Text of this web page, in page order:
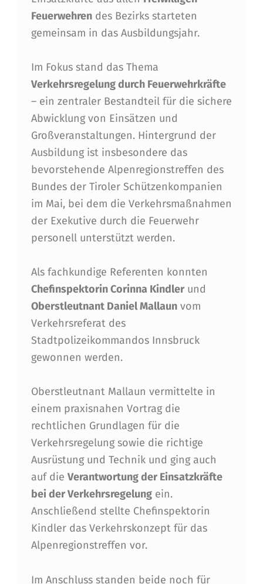
A
U
B
I
L
D
U
N
G
–
V
R
K
E
H
R
S
R
E
G
E
L
U
N
G
I
Feuerwehrendes Bezirks starteten
gemeinsam in das Ausbildungsjahr.
Im Fokus stand das Thema
Verkehrsregelung durch Feuerwehrkräfte
– ein zentraler Bestandteil für die sichere
Abwicklung von Einsätzen und
Großveranstaltungen. Hintergrund der
Ausbildung ist insbesondere das
bevorstehende Alpenregionstreffen des
Bundes der Tiroler Schützenkompanien
im Mai, bei dem die Verkehrsmaßnahmen
der Exekutive durch die Feuerwehr
personell unterstützt werden.
Als fachkundige Referenten konnten
Chefinspektorin Corinna Kindlerund
Oberstleutnant Daniel Mallaunvom
Verkehrsreferat des
Stadtpolizeikommandos Innsbruck
gewonnen werden.
Oberstleutnant Mallaun vermittelte in
einem praxisnahen Vortrag die
rechtlichen Grundlagen für die
Verkehrsregelung sowie die richtige
Ausrüstung und Technik und ging auch
auf die Verantwortung der Einsatzkräfte
bei der Verkehrsregelungein.
Anschließend stellte Chefinspektorin
Kindler das Verkehrskonzept für das
Alpenregionstreffen vor.
Im Anschluss standen beide noch für